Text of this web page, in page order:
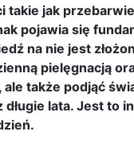
takie jak
pojawia się
na nie jest
pielęgnacją
także podjąć
lata. Jest to